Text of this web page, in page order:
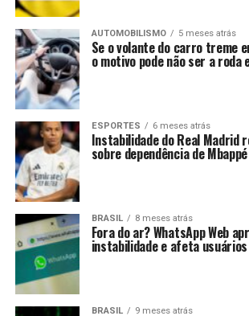
AUTOMOBILISMO 5 meses atrás
Se o volante do carro treme
o motivo pode não ser a roda
ESPORTES 6 meses atrás
Instabilidade do Real Madrid
sobre dependência de Mbappé
BRASIL 8 meses atrás
Fora do ar? WhatsApp Web
instabilidade e afeta usuários
BRASIL 9 meses atrás